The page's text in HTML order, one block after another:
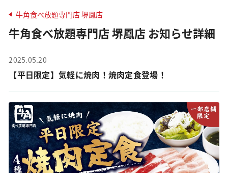
牛角食べ放題専門店 堺鳳店
牛角食べ放題専門店 堺鳳店 お知らせ詳細
2025.05.20
【平日限定】気軽に焼肉！焼肉定食登場！